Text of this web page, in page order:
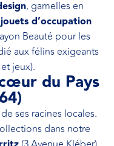
, gamelles en
jouets d’occupation
Beauté pour les
aux félins exigeants
jeux).
du Pays
ses racines locales.
dans notre